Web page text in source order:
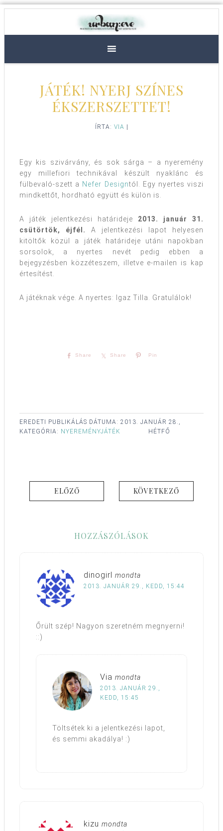
JÁTÉK! NYERJ SZÍNES
ÉKSZERSZETTET!
ÍRTA: VIA
Egy kis szivárvány, és sok sárga – a nyeremény
egy millefiori technikával készült nyaklánc és
fülbevaló-szett a Nefer Designtól. Egy nyertes viszi
mindkettőt, hordható együtt és külön is.
A játék jelentkezési határideje 2013. január 31.
csütörtök, éjfél .
A jelentkezési lapot helyesen
kitöltők közül a játék határideje utáni napokban
sorsolok, a nyertes nevét pedig ebben a
bejegyzésben közzéteszem, illetve e-mailen is kap
értesítést.
A játéknak vége. A nyertes: Igaz Tilla. Gratulálok!
Share Share Pin
EREDETI PUBLIKÁLÁS DÁTUMA: 2013. JANUÁR 28.,
HÉTFŐ
KATEGÓRIA: NYEREMÉNYJÁTÉK
ELŐZŐ KÖVETKEZŐ
HOZZÁSZÓLÁSOK
dinogirl mondta
2013. JANUÁR 29., KEDD, 15:44
Őrült szép! Nagyon szeretném megnyerni!
::)
Via mondta
2013. JANUÁR 29.,
KEDD, 15:45
Töltsétek ki a jelentkezési lapot,
és semmi akadálya! :)
kizu mondta